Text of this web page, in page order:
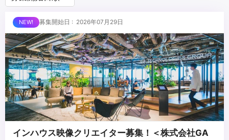
募集開始日 : 2026年07月29日
インハウス映像クリエイター募集！＜株式会社GA